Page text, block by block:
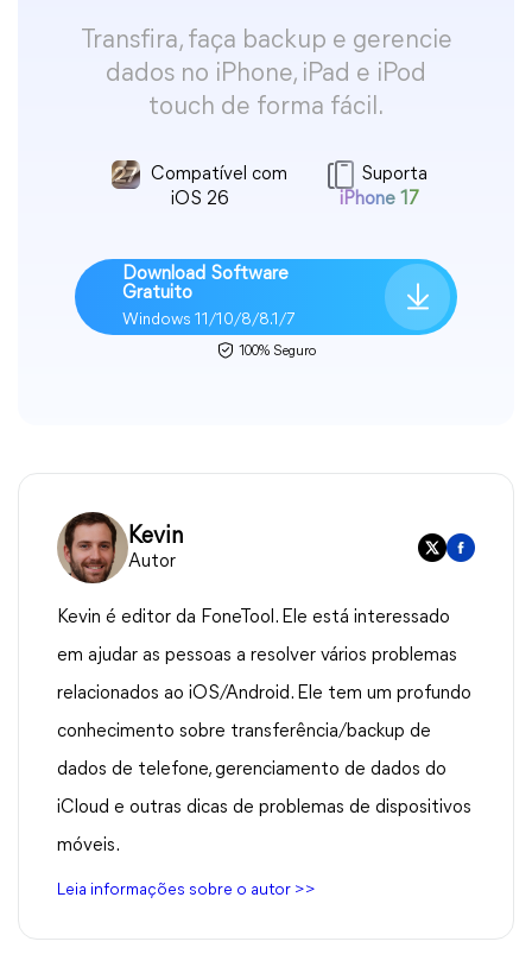
Transfira, faça backup e gerencie
dados no iPhone, iPad e iPod
touch de forma fácil.
Compatível com
iOS 26
Suporta
iPhone 17
Download Software
Gratuito
Windows 11/10/8/8.1/7
100% Seguro
Kevin
Autor
Kevin é editor da FoneTool. Ele está interessado
em ajudar as pessoas a resolver vários problemas
relacionados ao iOS/Android. Ele tem um profundo
conhecimento sobre transferência/backup de
dados de telefone, gerenciamento de dados do
iCloud e outras dicas de problemas de dispositivos
móveis.
Leia informações sobre o autor >>